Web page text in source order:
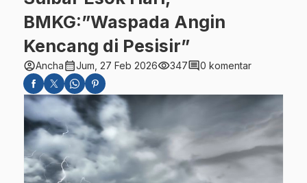
BMKG:”Waspada Angin
Kencang di Pesisir”
account_circleAnchacalendar_monthJum, 27 Feb 2026visibility347comment0 komentar